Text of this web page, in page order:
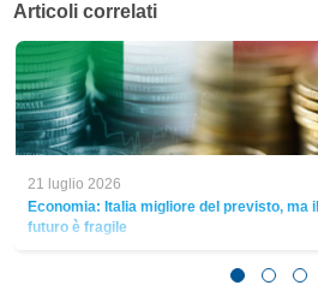
Articoli correlati
21 luglio 2026
Economia: Italia migliore del previsto, ma il
futuro è fragile